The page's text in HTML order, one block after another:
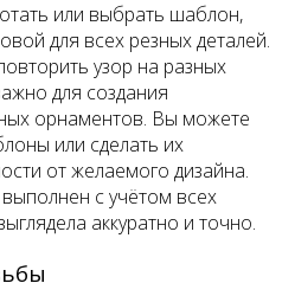
или выбрать шаблон,
для всех резных деталей.
узор на разных
для создания
орнаментов. Вы можете
или сделать их
от желаемого дизайна.
с учётом всех
аккуратно и точно.